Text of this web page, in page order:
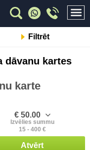
Filtrēt
dāvanu kartes
karte
€ 50.00
Izvēlies summu
15 - 400 €
Atvērt